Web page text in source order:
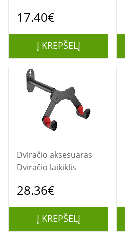
17.40€
Į KREPŠELĮ
Dviračio aksesuaras
Dviračio laikiklis
28.36€
Į KREPŠELĮ